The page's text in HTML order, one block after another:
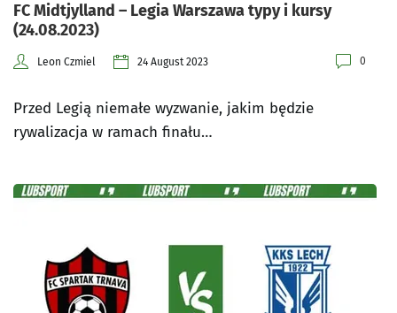
FC Midtjylland – Legia Warszawa typy i kursy
(24.08.2023)
Leon Czmiel 24 August 2023 0
Przed Legią niemałe wyzwanie, jakim będzie
rywalizacja w ramach finału…